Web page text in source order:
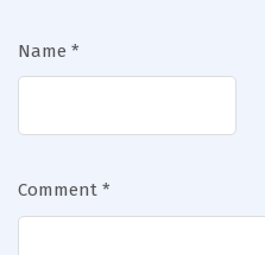
Name *
Comment *